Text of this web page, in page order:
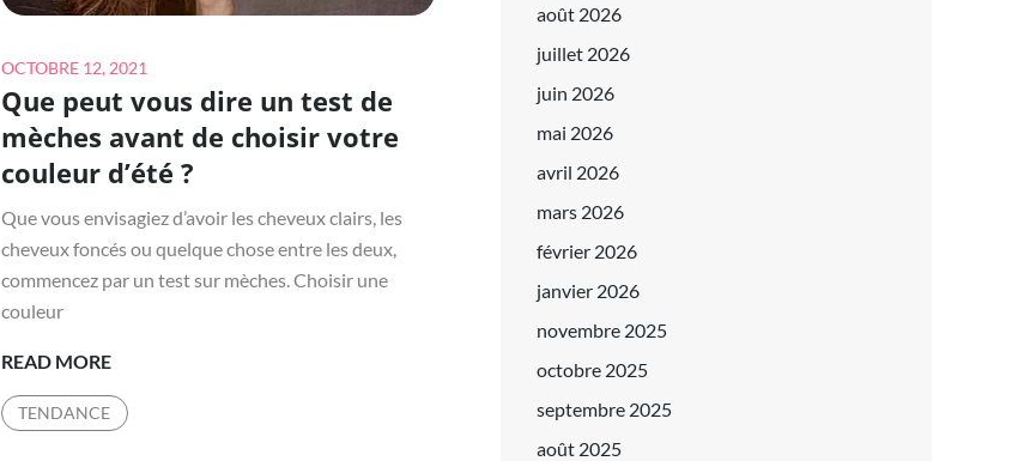
Posted
on
OCTOBRE 12, 2021
Que peut vous dire un test de
mèches avant de choisir votre
couleur d’été ?
Que vous envisagiez d’avoir les cheveux clairs, les
cheveux foncés ou quelque chose entre les deux,
commencez par un test sur mèches. Choisir une
couleur
READ MOREQUE
PEUT
VOUS
TENDANCE
août 2026
juillet 2026
juin 2026
mai 2026
avril 2026
mars 2026
février 2026
janvier 2026
novembre 2025
octobre 2025
septembre 2025
août 2025